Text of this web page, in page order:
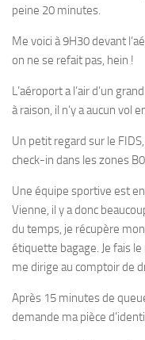
peine 20 minutes.
Me voici à 9H30 devant
on ne se refait pas, hein !
L’aéroport a l’air d’un
à raison, il n’y a aucun vol
Un petit regard sur le
check-in dans les zones
Une équipe sportive est
Vienne, il y a donc
du temps, je récupère
étiquette bagage. Je fais
me dirige au comptoir de
Après 15 minutes de
demande ma pièce